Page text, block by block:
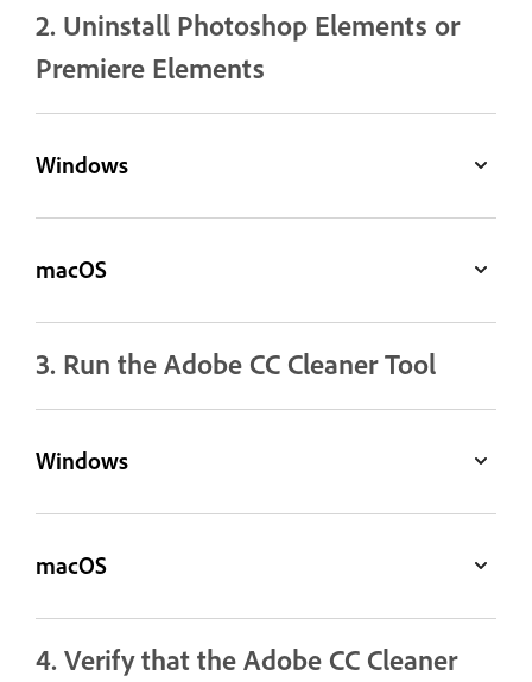
2. Uninstall Photoshop Elements or
Premiere Elements
Windows
macOS
3. Run the Adobe CC Cleaner Tool
Windows
macOS
4. Verify that the Adobe CC Cleaner